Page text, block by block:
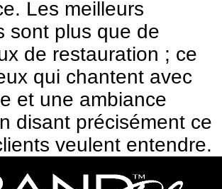
Les meilleurs
sont plus que de
de restauration ; ce
qui chantent avec
et une ambiance
disant précisément ce
veulent entendre.